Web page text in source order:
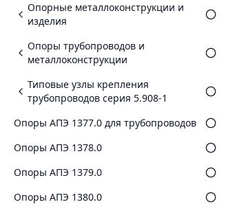
Опорные металлоконструкции и
изделия
Опоры трубопроводов и
металлоконструкции
Типовые узлы крепления
трубопроводов серия 5.908-1
Опоры АПЭ 1377.0 для трубопроводов
Опоры АПЭ 1378.0
Опоры АПЭ 1379.0
Опоры АПЭ 1380.0